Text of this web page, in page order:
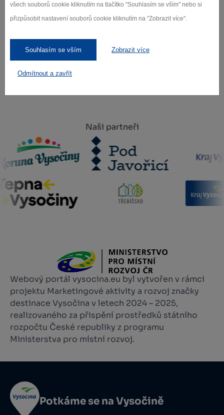
všech souborů cookie kliknutím na tlačítko "Souhlasím se vším" nebo si
přizpůsobit nastavení souborů cookie kliknutím na "Zobrazit více".
Souhlasím se vším Zobrazit více
Odmítnout a zavřít
Odebírat
Naši partneři
Webový portál vysocina.eu byl vytvořen v rámci
projektu Marketingové aktivity a rozvoj značky
destinace Vysočina v letech 2024 – 2025,
realizovaného za přispění prostředků státního
rozpočtu České republiky z programu
Ministerstva pro místní rozvoj.
Potkáme se na Vysočině